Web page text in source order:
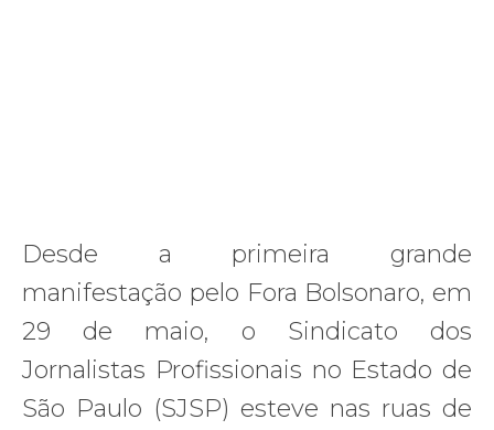
Desde a primeira grande
manifestação pelo Fora Bolsonaro, em
29 de maio, o Sindicato dos
Jornalistas Profissionais no Estado de
São Paulo (SJSP) esteve nas ruas de